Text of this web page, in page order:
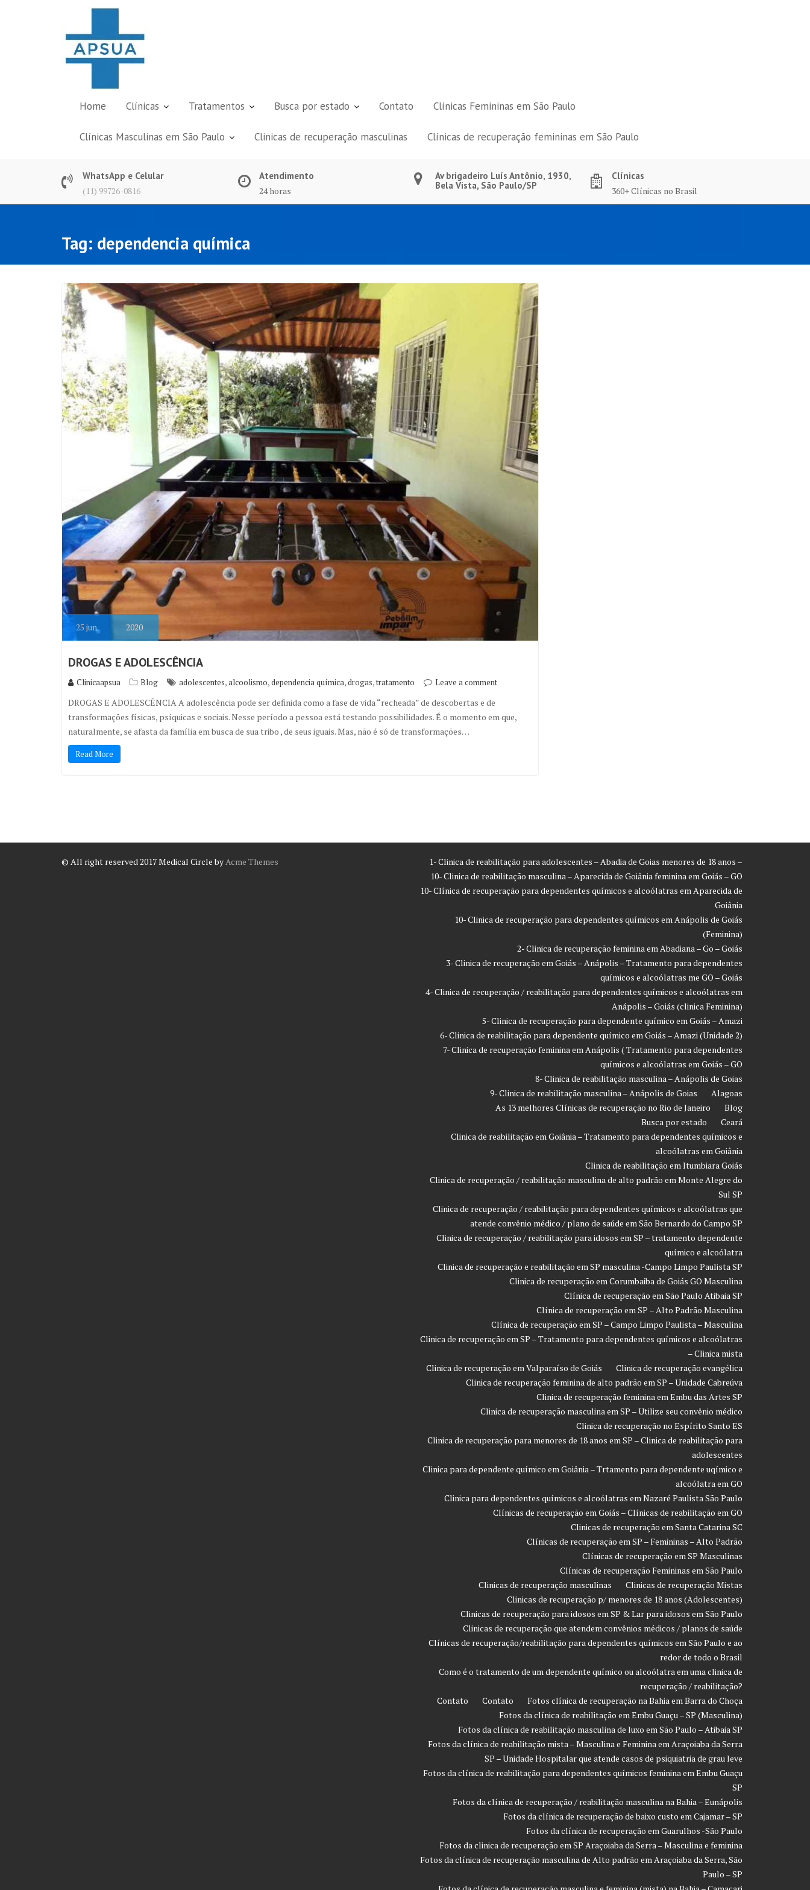
Home Clínicas Tratamentos Busca por estado Contato Clínicas Femininas em São Paulo
Clínicas Masculinas em São Paulo Clinicas de recuperação masculinas Clínicas de recuperação femininas em São Paulo
WhatsApp e Celular
(11) 99726-0816
Atendimento
24 horas
Av brigadeiro Luís Antônio, 1930,
Bela Vista, São Paulo/SP
Clínicas
360+ Clínicas no Brasil
Tag: dependencia química
25 jun 2020
DROGAS E ADOLESCÊNCIA
Clinicaapsua Blog adolescentes,alcoolismo,dependencia química,drogas,tratamento Leave a comment
DROGAS E ADOLESCÊNCIA A adolescência pode ser definida como a fase de vida “recheada” de descobertas e de
transformações físicas, psíquicas e sociais. Nesse período a pessoa está testando possibilidades. É o momento em que,
naturalmente, se afasta da família em busca de sua tribo , de seus iguais. Mas, não é só de transformações…
Read More
© All right reserved 2017Medical Circle by Acme Themes
1- Clinica de reabilitação para adolescentes – Abadia de Goias menores de 18 anos –
10- Clinica de reabilitação masculina – Aparecida de Goiânia feminina em Goiás – GO
10- Clínica de recuperação para dependentes químicos e alcoólatras em Aparecida de
Goiânia
10- Clinica de recuperação para dependentes químicos em Anápolis de Goiás
(Feminina)
2- Clinica de recuperação feminina em Abadiana – Go – Goiás
3- Clinica de recuperação em Goiás – Anápolis – Tratamento para dependentes
químicos e alcoólatras me GO – Goiás
4- Clinica de recuperação / reabilitação para dependentes químicos e alcoólatras em
Anápolis – Goiás (clinica Feminina)
5- Clinica de recuperação para dependente químico em Goiás – Amazi
6- Clinica de reabilitação para dependente químico em Goiás – Amazi (Unidade 2)
7- Clinica de recuperação feminina em Anápolis ( Tratamento para dependentes
químicos e alcoólatras em Goiás – GO
8- Clinica de reabilitação masculina – Anápolis de Goias
9- Clinica de reabilitação masculina – Anápolis de Goias
Alagoas
As 13 melhores Clínicas de recuperação no Rio de Janeiro
Blog
Busca por estado
Ceará
Clinica de reabilitação em Goiânia – Tratamento para dependentes químicos e
alcoólatras em Goiânia
Clinica de reabilitação em Itumbiara Goiás
Clinica de recuperação / reabilitação masculina de alto padrão em Monte Alegre do
Sul SP
Clinica de recuperação / reabilitação para dependentes químicos e alcoólatras que
atende convênio médico / plano de saúde em São Bernardo do Campo SP
Clinica de recuperação / reabilitação para idosos em SP – tratamento dependente
químico e alcoólatra
Clinica de recuperação e reabilitação em SP masculina -Campo Limpo Paulista SP
Clinica de recuperação em Corumbaiba de Goiás GO Masculina
Clínica de recuperação em São Paulo Atibaia SP
Clínica de recuperação em SP – Alto Padrão Masculina
Clínica de recuperação em SP – Campo Limpo Paulista – Masculina
Clinica de recuperação em SP – Tratamento para dependentes químicos e alcoólatras
– Clinica mista
Clinica de recuperação em Valparaíso de Goiás
Clinica de recuperação evangélica
Clinica de recuperação feminina de alto padrão em SP – Unidade Cabreúva
Clinica de recuperação feminina em Embu das Artes SP
Clinica de recuperação masculina em SP – Utilize seu convênio médico
Clinica de recuperação no Espírito Santo ES
Clinica de recuperação para menores de 18 anos em SP – Clinica de reabilitação para
adolescentes
Clinica para dependente químico em Goiânia – Trtamento para dependente uqímico e
alcoólatra em GO
Clinica para dependentes químicos e alcoólatras em Nazaré Paulista São Paulo
Clínicas de recuperação em Goiás – Clínicas de reabilitação em GO
Clinicas de recuperação em Santa Catarina SC
Clínicas de recuperação em SP – Femininas – Alto Padrão
Clínicas de recuperação em SP Masculinas
Clínicas de recuperação Femininas em São Paulo
Clinicas de recuperação masculinas
Clinicas de recuperação Mistas
Clinicas de recuperação p/ menores de 18 anos (Adolescentes)
Clinicas de recuperação para idosos em SP & Lar para idosos em São Paulo
Clinicas de recuperação que atendem convênios médicos / planos de saúde
Clínicas de recuperação/reabilitação para dependentes químicos em São Paulo e ao
redor de todo o Brasil
Como é o tratamento de um dependente químico ou alcoólatra em uma clinica de
recuperação / reabilitação?
Contato
Contato
Fotos clínica de recuperação na Bahia em Barra do Choça
Fotos da clínica de reabilitação em Embu Guaçu – SP (Masculina)
Fotos da clínica de reabilitação masculina de luxo em São Paulo – Atibaia SP
Fotos da clínica de reabilitação mista – Masculina e Feminina em Araçoiaba da Serra
SP – Unidade Hospitalar que atende casos de psiquiatria de grau leve
Fotos da clínica de reabilitação para dependentes químicos feminina em Embu Guaçu
SP
Fotos da clínica de recuperação / reabilitação masculina na Bahia – Eunápolis
Fotos da clínica de recuperação de baixo custo em Cajamar – SP
Fotos da clínica de recuperação em Guarulhos -São Paulo
Fotos da clinica de recuperação em SP Araçoiaba da Serra – Masculina e feminina
Fotos da clínica de recuperação masculina de Alto padrão em Araçoiaba da Serra, São
Paulo – SP